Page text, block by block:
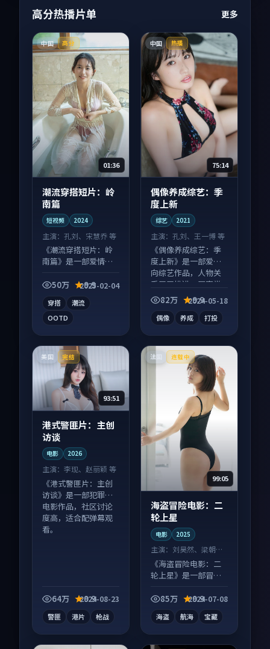
高分热播片单 更多
中国 高分
01:36
潮流穿搭短片：岭
南篇
短视频 2024
主演： 孔刘、宋慧乔 等
《潮流穿搭短片：岭
南篇》是一部爱情向
屏端观看，细节更丰
50万 9.9
2025-02-04
穿搭
潮流
OOTD
中国 热播
75:14
偶像养成综艺：季
度上新
综艺 2021
主演：孔刘、王一博 等
《偶像养成综艺：季
度上新》是一部爱情
向综艺作品，人物关
系层层推进，尾声常
有情绪落点。
82万 9.9
2024-05-18
偶像 养成 打投
美国 完结
93:51
港式警匪片：主创
访谈
电影 2026
主演： 李现、赵丽颖 等
《港式警匪片：主创
访谈》是一部犯罪向
电影作品，社区讨论
度高，适合配弹幕观
看。
64万 9.9
2024-08-23
警匪 港片 枪战
法国 连载中
99:05
海盗冒险电影：二
轮上星
电影 2025
主演： 刘昊然、梁朝伟
等
《海盗冒险电影：二
轮上星》是一部冒险
感在线，配乐与镜头
85万 9.9
2024-07-08
海盗 航海 宝藏